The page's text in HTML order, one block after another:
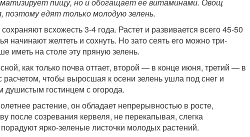
едят только молодую зелень.
всхожесть 3-4 года. Растет и развивается всего 45-50
начинают желтеть и сохнуть. Но зато сеять его можно три-
иметь на столе эту пряную зелень.
как только почва оттает, второй — в конце июня, третий — в
чтобы выросшая к осени зелень ушла под снег и
гостинцем с огорода.
растение, он обладает непрерывностью в росте,
после созревания кервеля, не перекапывая, слегка
ярко-зеленые листочки молодых растений.